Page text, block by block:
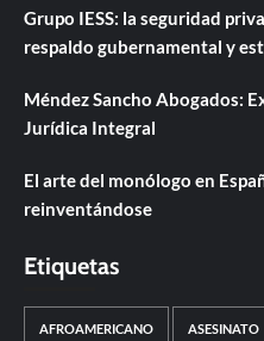
Grupo IESS: la seguridad
respaldo gubernamental y
Méndez Sancho Abogados:
Jurídica Integral
El arte del monólogo en
reinventándose
Etiquetas
AFROAMERICANO ASESINATO